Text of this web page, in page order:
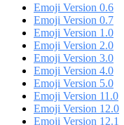
Emoji Version 0.6
Emoji Version 0.7
Emoji Version 1.0
Emoji Version 2.0
Emoji Version 3.0
Emoji Version 4.0
Emoji Version 5.0
Emoji Version 11.0
Emoji Version 12.0
Emoji Version 12.1